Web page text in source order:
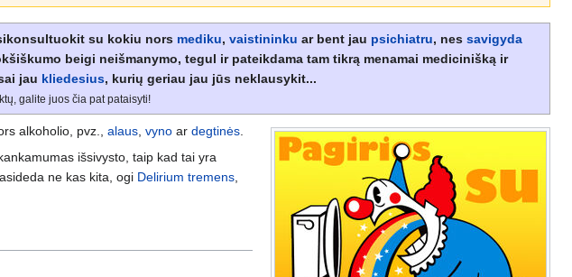
su kokiu nors mediku, vaistininku ar bent jau psichiatru, nes savigyda
beigi neišmanymo, tegul ir pateikdama tam tikrą menamai medicinišką ir
jau kliedesius, kurių geriau jau jūs neklausykit...
galite juos čia pat pataisyti!
alkoholio, pvz., alaus vyno ar degtinės
išsivysto, taip kad tai yra
ne kas kita, ogi Delirium tremens